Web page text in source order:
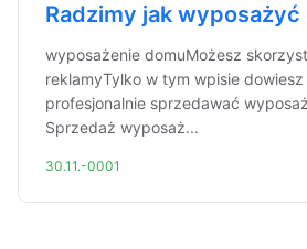
Radzimy jak wyposażyć
wyposażenie domuMożesz
reklamyTylko w tym wpisie dowiesz
profesjonalnie sprzedawać
Sprzedaż wyposaż...
30.11.-0001